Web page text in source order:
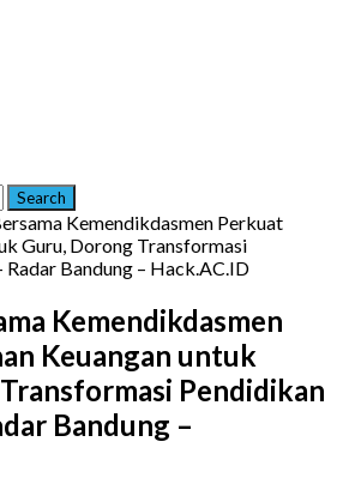
Search
Kemendikdasmen Perkuat
Guru, Dorong Transformasi
Radar Bandung – Hack.AC.ID
Kemendikdasmen
Keuangan untuk
Pendidikan
Bandung –